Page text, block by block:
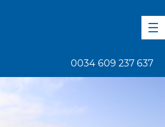
0034 609 237 637